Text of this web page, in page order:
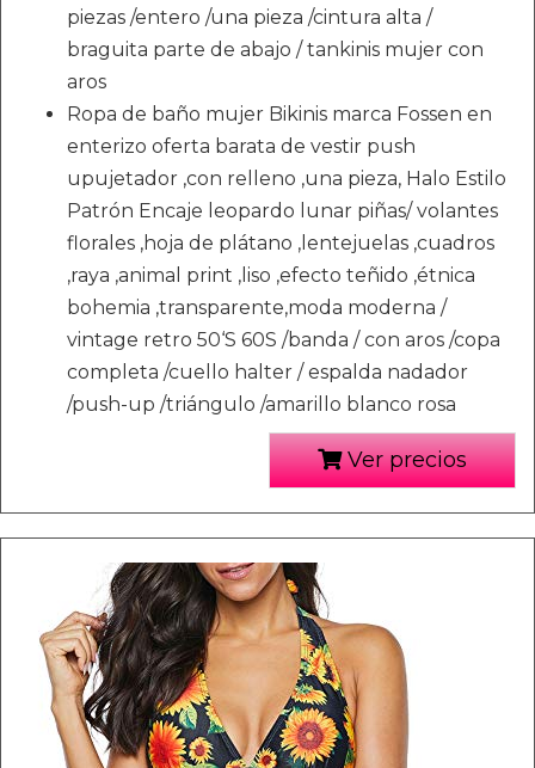
piezas /entero /una pieza /cintura alta /
braguita parte de abajo / tankinis mujer con
aros
Ropa de baño mujer Bikinis marca Fossen en
enterizo oferta barata de vestir push
upujetador ,con relleno ,una pieza, Halo Estilo
Patrón Encaje leopardo lunar piñas/ volantes
florales ,hoja de plátano ,lentejuelas ,cuadros
,raya ,animal print ,liso ,efecto teñido ,étnica
bohemia ,transparente,moda moderna /
vintage retro 50‘S 60S /banda / con aros /copa
completa /cuello halter / espalda nadador
/push-up /triángulo /amarillo blanco rosa
Ver precios